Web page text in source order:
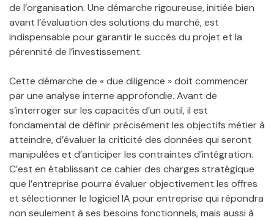
de l’organisation. Une démarche rigoureuse, initiée bien
avant l’évaluation des solutions du marché, est
indispensable pour garantir le succès du projet et la
pérennité de l’investissement.
Cette démarche de « due diligence » doit commencer
par une analyse interne approfondie. Avant de
s’interroger sur les capacités d’un outil, il est
fondamental de définir précisément les objectifs métier à
atteindre, d’évaluer la criticité des données qui seront
manipulées et d’anticiper les contraintes d’intégration.
C’est en établissant ce cahier des charges stratégique
que l’entreprise pourra évaluer objectivement les offres
et sélectionner le logiciel IA pour entreprise qui répondra
non seulement à ses besoins fonctionnels, mais aussi à